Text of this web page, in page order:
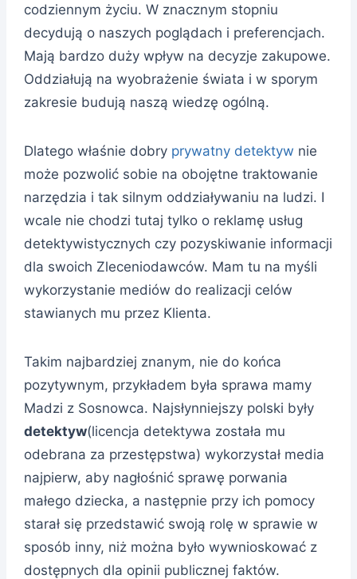
codziennym życiu. W znacznym stopniu
decydują o naszych poglądach i preferencjach.
Mają bardzo duży wpływ na decyzje zakupowe.
Oddziałują na wyobrażenie świata i w sporym
zakresie budują naszą wiedzę ogólną.
Dlatego właśnie dobry prywatny detektyw nie
może pozwolić sobie na obojętne traktowanie
narzędzia i tak silnym oddziaływaniu na ludzi. I
wcale nie chodzi tutaj tylko o reklamę usług
detektywistycznych czy pozyskiwanie informacji
dla swoich Zleceniodawców. Mam tu na myśli
wykorzystanie mediów do realizacji celów
stawianych mu przez Klienta.
Takim najbardziej znanym, nie do końca
pozytywnym, przykładem była sprawa mamy
Madzi z Sosnowca. Najsłynniejszy polski były
detektyw(licencja detektywa została mu
odebrana za przestępstwa) wykorzystał media
najpierw, aby nagłośnić sprawę porwania
małego dziecka, a następnie przy ich pomocy
starał się przedstawić swoją rolę w sprawie w
sposób inny, niż można było wywnioskować z
dostępnych dla opinii publicznej faktów.